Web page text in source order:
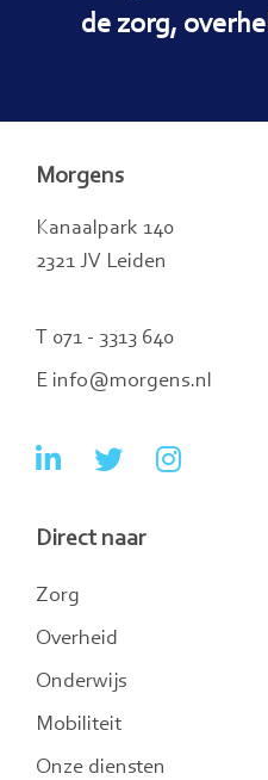
de zorg,
Morgens
Kanaalpark 140
2321 JV Leiden
T 071 - 3313 640
E info@morgens.nl
Ga
LinkedIn
Ga
Twitter
Ga
Direct naar
Zorg
Overheid
Onderwijs
Mobiliteit
Onze diensten